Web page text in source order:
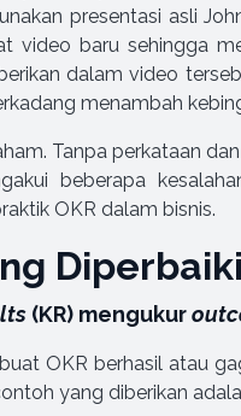
presentasi asli
video baru sehingga
dalam video
menambah
Tanpa perkataan
beberapa
OKR dalam bisnis.
(KR) mengukur
OKR berhasil atau
yang diberikan